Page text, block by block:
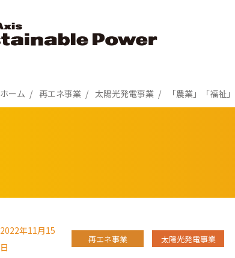
ホーム 再エネ事業 太陽光発電事業 「農業」「福祉
2022年11月15
日
再エネ事業 太陽光発電事業